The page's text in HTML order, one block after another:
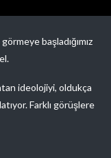
başladığımız
ideolojiyi, oldukça
Farklı görüşlere